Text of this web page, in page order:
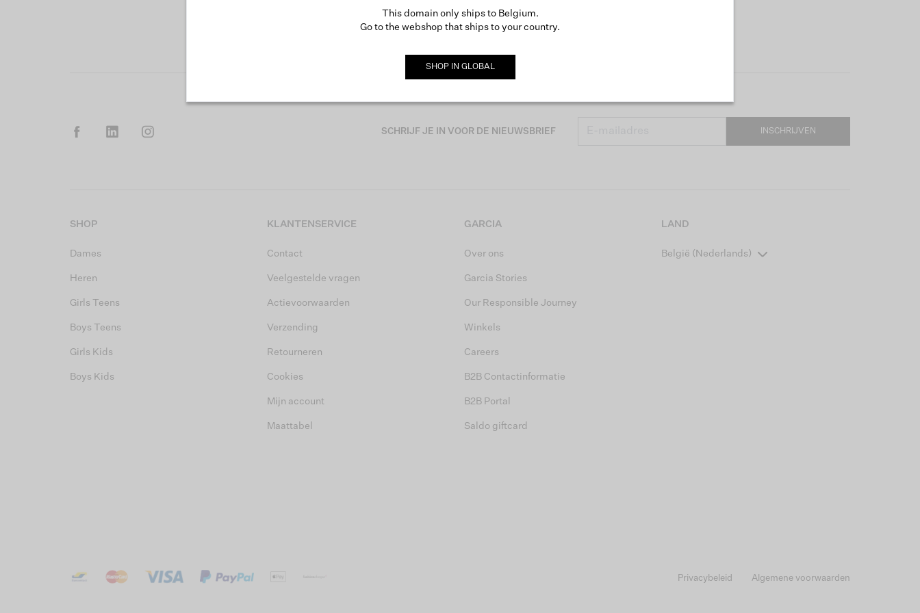
SCHRIJF JE IN VOOR DE NIEUWSBRIEF INSCHRIJVEN
SHOP
Dames
Heren
Girls Teens
Boys Teens
Girls Kids
Boys Kids
KLANTENSERVICE
Contact
Veelgestelde vragen
Actievoorwaarden
Verzending
Retourneren
Cookies
Mijn account
Maattabel
GARCIA
Over ons
Garcia Stories
Our Responsible Journey
Winkels
Careers
B2B Contactinformatie
B2B Portal
Saldo giftcard
LAND
België (Nederlands)
Privacybeleid Algemene voorwaarden
This domain only ships to Belgium.
Go to the webshop that ships to your country.
SHOP IN GLOBAL